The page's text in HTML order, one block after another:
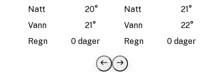
Natt 20°
Vann
21°
Regn
0 dager
Natt 21°
Vann
22°
Regn
0 dager